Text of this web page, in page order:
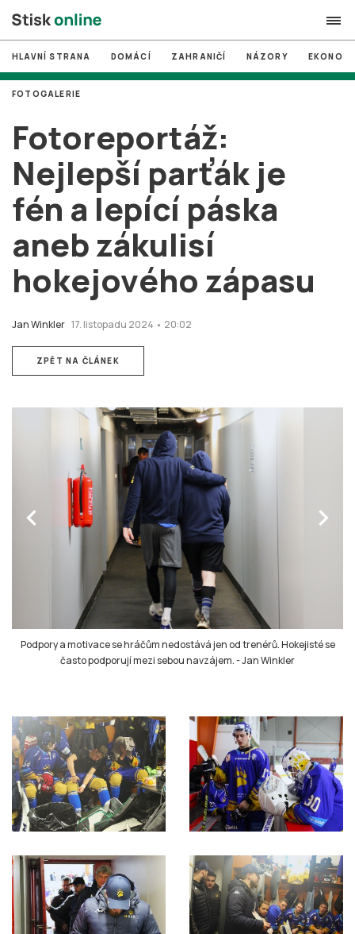
search
# MUNI
# Brno
# volby
login PŘIHLÁSIT SE
Zapomněli jste heslo?
HLAVNÍ STRANA DOMÁCÍ ZAHRANIČÍ NÁZORY
Fotoreportáž:
Nejlepší parťák je
fén a lepící páska
aneb zákulisí
hokejového zápasu
Jan Winkler 17. listopadu 2024 • 20:02
FOTOGALERIE
ZPĚT NA ČLÁNEK
chevron_left chevron_right
Podpory a motivace se hráčům nedostává jen od trenérů. Hokejisté se
často podporují mezi sebou navzájem.-Jan Winkler